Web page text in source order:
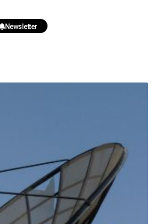
Newsletter